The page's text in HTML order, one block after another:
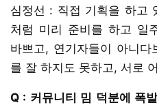
심정선 : 직접 기획을 하고
처럼 미리 준비를 하고 일
바쁘고, 연기자들이 아니
를 잘 하지도 못하고, 서로
Q : 커뮤니티 밈 덕분에 폭